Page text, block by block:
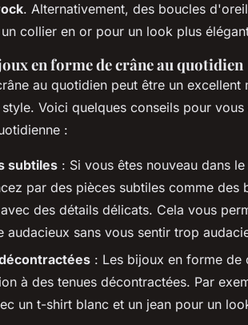
. Alternativement, des boucles
collier en or pour un look plus
en forme de crâne au quotidien
au quotidien peut être un excellent
Voici quelques conseils pour
:
subtiles : Si vous êtes nouveau dans
par des pièces subtiles comme des
des détails délicats. Cela vous
sans vous sentir trop
: Les bijoux en forme de
à des tenues décontractées. Par
un t-shirt blanc et un jean pour un